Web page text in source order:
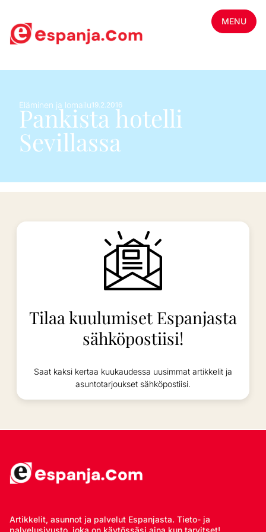
MENU
Eläminen ja lomailu19.2.2016
Pankista hotelli
Sevillassa
Tilaa kuulumiset Espanjasta
sähköpostiisi!
Saat kaksi kertaa kuukaudessa uusimmat artikkelit ja
asuntotarjoukset sähköpostiisi.
Artikkelit, asunnot ja palvelut Espanjasta. Tieto- ja
palvelusivusto, joka on käytössäsi aina kun tarvitset!